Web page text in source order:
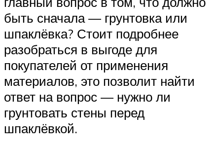
быть сначала — грунтовка или
шпаклёвка? Стоит подробнее
разобраться в выгоде для
покупателей от применения
материалов, это позволит найти
ответ на вопрос — нужно ли
грунтовать стены перед
шпаклёвкой.